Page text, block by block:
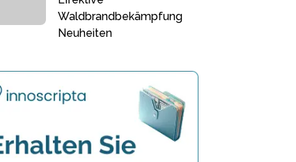
Waldbrandbekämpfung
Neuheiten